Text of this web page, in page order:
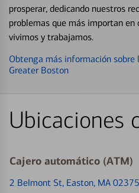
prosperar, dedicando nuestros
problemas que más importan en
vivimos y trabajamos.
Obtenga más información sobre
Greater Boston
Ubicaciones
Cajero automático (ATM)
2 Belmont St, Easton, MA 02375